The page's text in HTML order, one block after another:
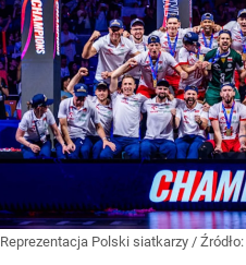
Reprezentacja Polski siatkarzy / Źródło: